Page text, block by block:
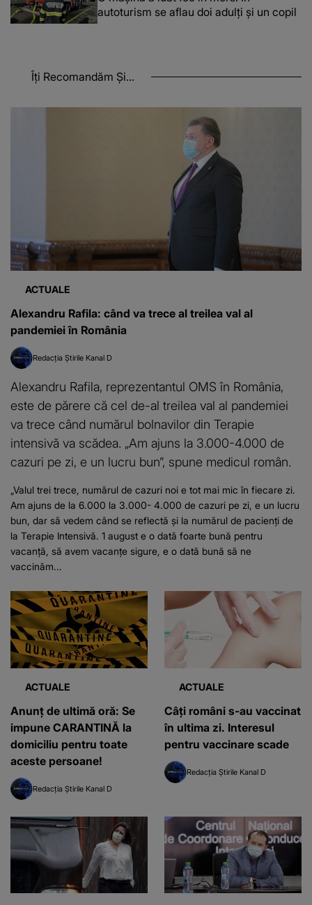
autoturism se aflau doi adulți și un copil
Îți Recomandăm Și...
ACTUALE
Alexandru Rafila: când va trece al treilea val al
pandemiei în România
Redacția Știrile Kanal D
Alexandru Rafila, reprezentantul OMS în România,
este de părere că cel de-al treilea val al pandemiei
va trece când numărul bolnavilor din Terapie
intensivă va scădea. „Am ajuns la 3.000-4.000 de
cazuri pe zi, e un lucru bun”, spune medicul român.
„Valul trei trece, numărul de cazuri noi e tot mai mic în fiecare zi.
Am ajuns de la 6.000 la 3.000- 4.000 de cazuri pe zi, e un lucru
bun, dar să vedem când se reflectă și la numărul de pacienți de
la Terapie Intensivă. 1 august e o dată foarte bună pentru
vacanță, să avem vacanțe sigure, e o dată bună să ne
vaccinăm...
ACTUALE
Anunţ de ultimă oră: Se
impune CARANTINĂ la
domiciliu pentru toate
aceste persoane!
Redacția Știrile Kanal D
ACTUALE
Câți români s-au vaccinat
în ultima zi. Interesul
pentru vaccinare scade
Redacția Știrile Kanal D